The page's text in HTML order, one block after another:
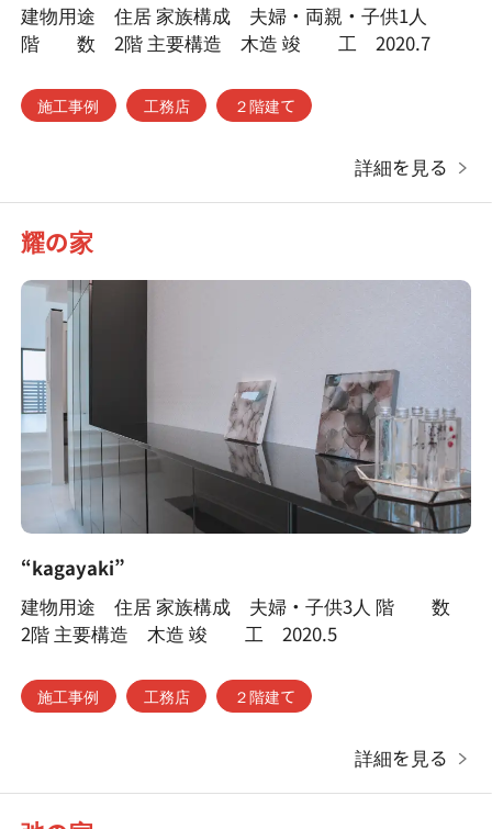
建物用途 住居 家族構成 夫婦・両親・子供1人
階 数 2階 主要構造 木造 竣 工 2020.7
施工事例 工務店 ２階建て
詳細を見る
耀の家
“kagayaki”
建物用途 住居 家族構成 夫婦・子供3人 階 数
2階 主要構造 木造 竣 工 2020.5
施工事例 工務店 ２階建て
詳細を見る